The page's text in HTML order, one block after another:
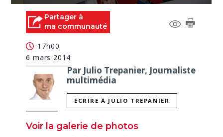
seconds Partager à
ma communauté
17h00
6 mars 2014
Par Julio Trepanier, Journaliste
multimédia
ÉCRIRE À JULIO TREPANIER
Voir la galerie de photos